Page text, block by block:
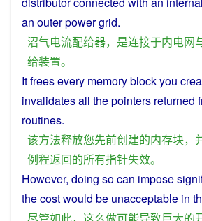
an outerpowergrid.
沼气电流配给器， 是连接于内电网
给装置。
Itfreesevery memoryblockyou
invalidatesall thepointers returned
routines.
该方法释放您先前创建的内存块，
例程返回的所有指针失效。
However, doing socan impose
thecostwould be unacceptable in